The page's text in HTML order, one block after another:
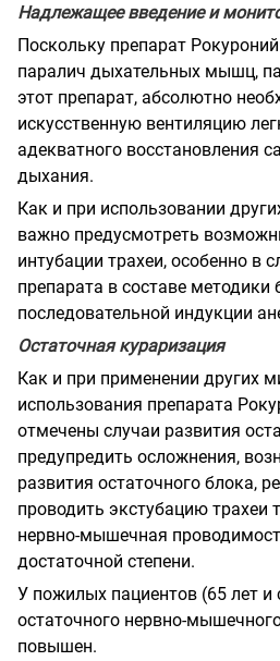
Надлежащее введение и
Поскольку препарат
паралич дыхательных мышц,
этот препарат, абсолютно
искусственную вентиляцию
адекватного восстановления
дыхания.
Как и при использовании
важно предусмотреть
интубации трахеи, особенно в
препарата в составе методики
последовательной индукции
Остаточная кураризация
Как и при применении других
использования препарата
отмечены случаи развития
предупредить осложнения,
развития остаточного блока,
проводить экстубацию трахеи
нервно-мышечная
достаточной степени.
У пожилых пациентов (65 лет и
остаточного нервно-
повышен.